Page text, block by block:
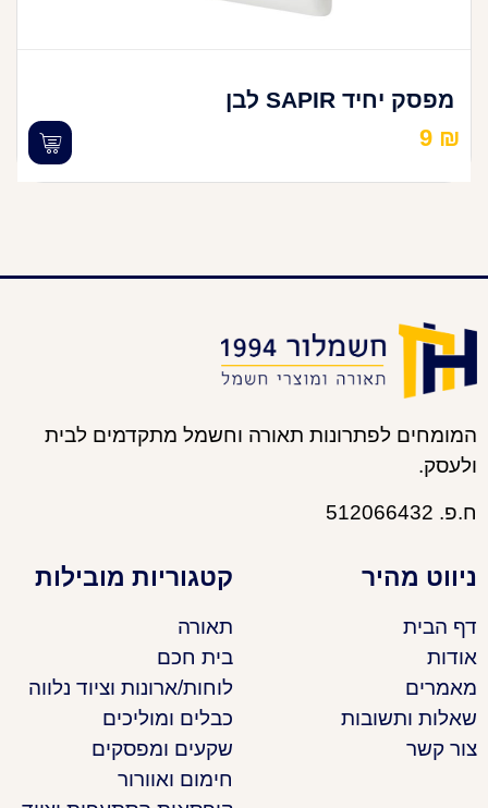
מפסק יחיד SAPIR לבן
9 ₪
המומחים לפתרונות תאורה וחשמל מתקדמים לבית
ולעסק.
ח.פ. 512066432
ניווט מהיר
דף הבית
אודות
מאמרים
שאלות ותשובות
צור קשר
קטגוריות מובילות
תאורה
בית חכם
לוחות/ארונות וציוד נלווה
כבלים ומוליכים
שקעים ומפסקים
חימום ואוורור